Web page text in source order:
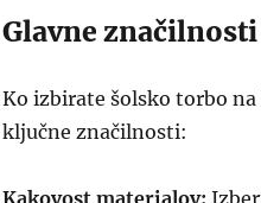
Glavne
Ko izbirate šolsko torbo
ključne značilnosti:
Kakovost materialov: